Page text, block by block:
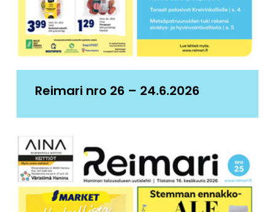
Reimari nro 26 – 24.6.2026